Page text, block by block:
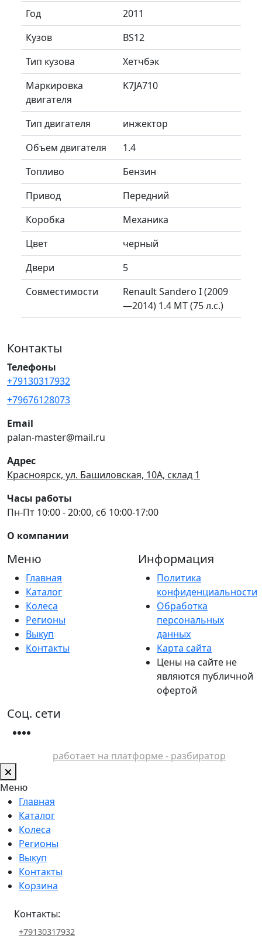
Год
2011
Кузов
BS12
Тип кузова
Хетчбэк
Маркировка
двигателя
K7JA710
Тип двигателя
инжектор
Объем двигателя
1.4
Топливо
Бензин
Привод
Передний
Коробка
Механика
Цвет
черный
Двери
5
Совместимости
Renault Sandero I (2009
—2014) 1.4 MT (75 л.с.)
Контакты
Телефоны
+79130317932
+79676128073
Email
palan-master@mail.ru
Адрес
Красноярск, ул. Башиловская, 10А, склад 1
Часы работы
Пн-Пт 10:00 - 20:00, сб 10:00-17:00
О компании
Меню
Главная
Каталог
Колеса
Регионы
Выкуп
Контакты
Информация
Политика
конфиденциальности
Обработка
персональных
данных
Карта сайта
Цены на сайте не
являются публичной
офертой
Соц. сети
работает на платформе - разбиратор
Меню
Главная
Каталог
Колеса
Регионы
Выкуп
Контакты
Корзина
Контакты:
+79130317932